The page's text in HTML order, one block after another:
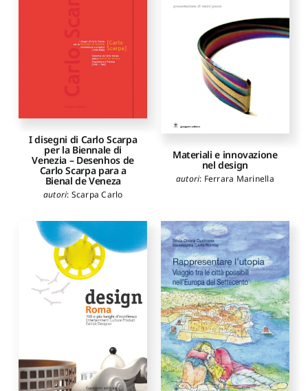
I disegni di Carlo Scarpa
per la Biennale di
Venezia – Desenhos de
Carlo Scarpa para a
Bienal de Veneza
autori: Scarpa Carlo
Materiali e innovazione
nel design
autori: Ferrara Marinella